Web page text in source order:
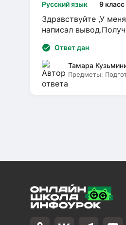
Русский язык 9 класс
Здравствуйте ,У
написал
Ответ дан
Тамара
Предметы: